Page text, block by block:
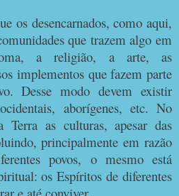
os desencarnados, como aqui,
que trazem algo em
a religião, a arte, as
implementos que fazem parte
Desse modo devem existir
aborígenes, etc. No
Terra as culturas, apesar das
principalmente em razão
povos, o mesmo está
os Espíritos de diferentes